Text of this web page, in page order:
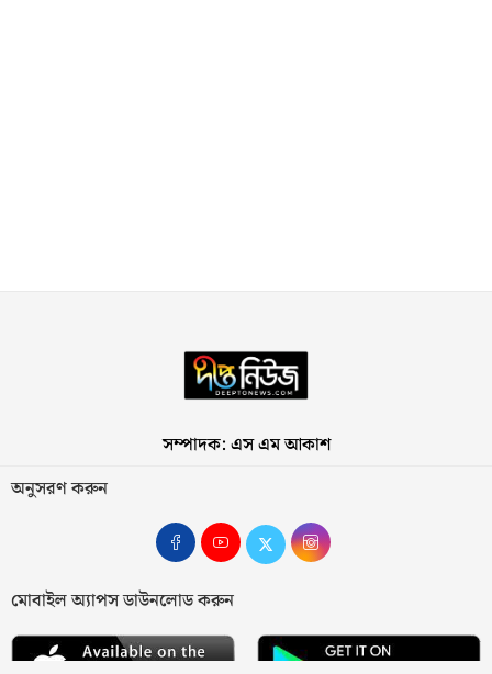
সম্পাদক: এস এম আকাশ
অনুসরণ করুন
মোবাইল অ্যাপস ডাউনলোড করুন